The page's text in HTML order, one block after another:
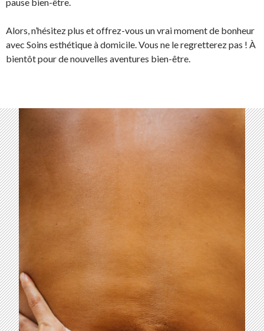
pause bien-être.
Alors, n’hésitez plus et offrez-vous un vrai moment de bonheur
avec Soins esthétique à domicile. Vous ne le regretterez pas ! À
bientôt pour de nouvelles aventures bien-être.